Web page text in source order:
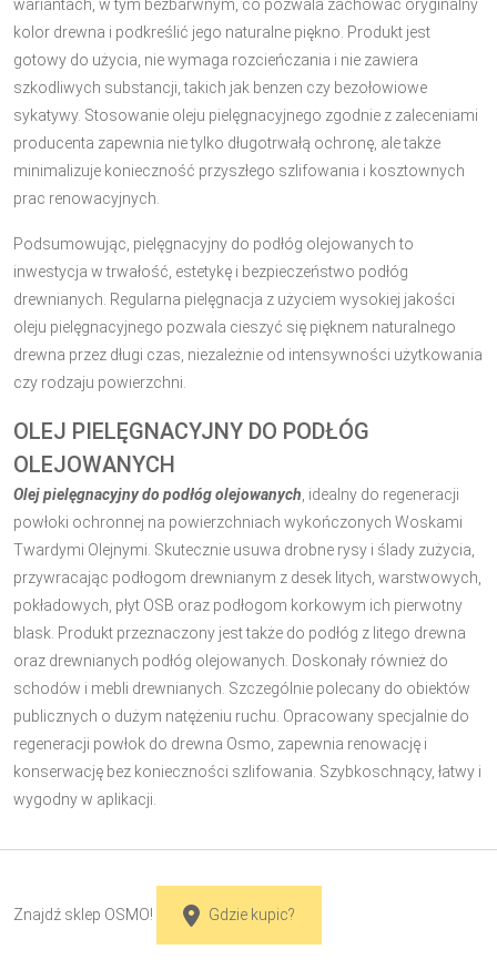
wariantach, w tym bezbarwnym, co pozwala zachować oryginalny
kolor drewna i podkreślić jego naturalne piękno. Produkt jest
gotowy do użycia, nie wymaga rozcieńczania i nie zawiera
szkodliwych substancji, takich jak benzen czy bezołowiowe
sykatywy. Stosowanie oleju pielęgnacyjnego zgodnie z zaleceniami
producenta zapewnia nie tylko długotrwałą ochronę, ale także
minimalizuje konieczność przyszłego szlifowania i kosztownych
prac renowacyjnych.
Podsumowując, pielęgnacyjny do podłóg olejowanych to
inwestycja w trwałość, estetykę i bezpieczeństwo podłóg
drewnianych. Regularna pielęgnacja z użyciem wysokiej jakości
oleju pielęgnacyjnego pozwala cieszyć się pięknem naturalnego
drewna przez długi czas, niezależnie od intensywności użytkowania
czy rodzaju powierzchni.
OLEJ PIELĘGNACYJNY DO PODŁÓG
OLEJOWANYCH
Olej pielęgnacyjny do podłóg olejowanych , idealny do regeneracji
powłoki ochronnej na powierzchniach wykończonych Woskami
Twardymi Olejnymi. Skutecznie usuwa drobne rysy i ślady zużycia,
przywracając podłogom drewnianym z desek litych, warstwowych,
pokładowych, płyt OSB oraz podłogom korkowym ich pierwotny
blask. Produkt przeznaczony jest także do podłóg z litego drewna
oraz drewnianych podłóg olejowanych. Doskonały również do
schodów i mebli drewnianych. Szczególnie polecany do obiektów
publicznych o dużym natężeniu ruchu. Opracowany specjalnie do
regeneracji powłok do drewna Osmo, zapewnia renowację i
konserwację bez konieczności szlifowania. Szybkoschnący, łatwy i
wygodny w aplikacji.
Znajdź sklep OSMO! Gdzie kupic?